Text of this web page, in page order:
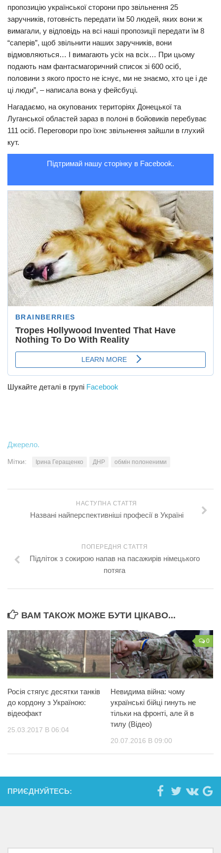
Суспільство
Культура
Шоу-біз
#Війна
пропозицію української сторони про звільнення 25
заручників, готовність передати їм 50 людей, яких вони ж
вимагали, у відповідь на всі наші пропозиції передати їм 8
“саперів”, щоб звільнити наших заручників, вони
відмовляються… І вимагають усіх на всіх… При цьому
подають нам фантасмагоричний список зі 600 осіб,
половини з якого просто не існує, ми не знаємо, хто це і де
ці люди”, – написала вона у фейсбуці.
Нагадаємо, на окупованих територіях Донецької та
Луганської областей зараз в полоні в бойовиків перебуває
111 осіб. Переговори про їхнє звільнення зайшли в глухий
кут.
Підтримай нашу сторінку в Facebook.
Шукайте деталі в групі Facebook
Джерело.
Мітки: Ірина Геращенко ДНР обмін полоненими
НАСТУПНА СТАТТЯ
Названі найперспективніші професії в Україні
ПОПЕРЕДНЯ СТАТТЯ
Підліток з сокирою напав на пасажирів німецького
потяга
ВАМ ТАКОЖ МОЖЕ БУТИ ЦІКАВО...
Росія стягує десятки танків
до кордону з Україною:
відеофакт
25.03.2017 В 06:04
0
Невидима війна: чому
українські бійці гинуть не
тільки на фронті, але й в
тилу (Відео)
20.07.2016 В 09:00
ПРИЄДНУЙТЕСЬ: